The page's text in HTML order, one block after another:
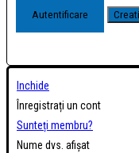
Inchide
Înregistrați un cont
Sunteți membru?
Nume dvs. afișat